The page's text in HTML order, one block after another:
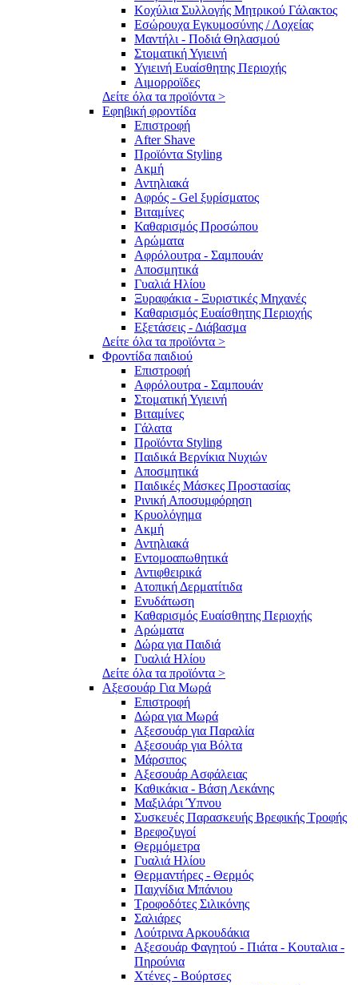
Κοχύλια Συλλογής Μητρικού Γάλακτος
Εσώρουχα Εγκυμοσύνης / Λοχείας
Μαντήλι - Ποδιά Θηλασμού
Στοματική Υγιεινή
Υγιεινή Ευαίσθητης Περιοχής
Αιμορροϊδες
Δείτε όλα τα προϊόντα >
Εφηβική φροντίδα
Επιστροφή
After Shave
Προϊόντα Styling
Ακμή
Αντηλιακά
Αφρός - Gel ξυρίσματος
Βιταμίνες
Καθαρισμός Προσώπου
Αρώματα
Αφρόλουτρα - Σαμπουάν
Αποσμητικά
Γυαλιά Ηλίου
Ξυραφάκια - Ξυριστικές Μηχανές
Καθαρισμός Ευαίσθητης Περιοχής
Εξετάσεις - Διάβασμα
Δείτε όλα τα προϊόντα >
Φροντίδα παιδιού
Επιστροφή
Αφρόλουτρα - Σαμπουάν
Στοματική Υγιεινή
Βιταμίνες
Γάλατα
Προϊόντα Styling
Παιδικά Βερνίκια Νυχιών
Αποσμητικά
Παιδικές Μάσκες Προστασίας
Ρινική Αποσυμφόρηση
Κρυολόγημα
Ακμή
Αντηλιακά
Εντομοαπωθητικά
Αντιφθειρικά
Ατοπική Δερματίτιδα
Ενυδάτωση
Καθαρισμός Ευαίσθητης Περιοχής
Αρώματα
Δώρα για Παιδιά
Γυαλιά Ηλίου
Δείτε όλα τα προϊόντα >
Αξεσουάρ Για Μωρά
Επιστροφή
Δώρα για Μωρά
Αξεσουάρ για Παραλία
Αξεσουάρ για Βόλτα
Μάρσιπος
Αξεσουάρ Ασφάλειας
Καθικάκια - Βάση Λεκάνης
Μαξιλάρι Ύπνου
Συσκευές Παρασκευής Βρεφικής Τροφής
Βρεφοζυγοί
Θερμόμετρα
Γυαλιά Ηλίου
Θερμαντήρες - Θερμός
Παιχνίδια Μπάνιου
Τροφοδότες Σιλικόνης
Σαλιάρες
Λούτρινα Αρκουδάκια
Αξεσουάρ Φαγητού - Πιάτα - Κουταλια -
Πηρούνια
Χτένες - Βούρτσες